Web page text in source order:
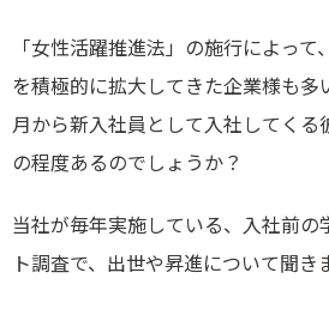
「女性活躍推進法」の施行によっ
を積極的に拡大してきた企業様も
月から新入社員として入社してく
の程度あるのでしょうか？
当社が毎年実施している、入社前の
ト調査で、出世や昇進について聞き